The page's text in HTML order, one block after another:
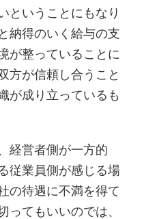
ということにもなり
納得のいく給与の支
が整っていることに
方が信頼し合うこと
が成り立っているも
経営者側が一方的
従業員側が感じる場
の待遇に不満を得て
ってもいいのでは、